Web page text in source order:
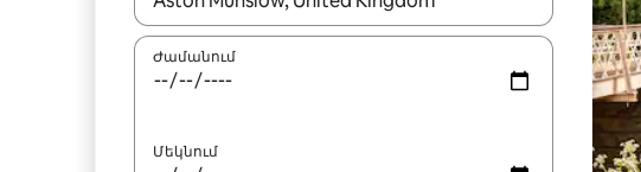
Ժամանում
Մեկնում